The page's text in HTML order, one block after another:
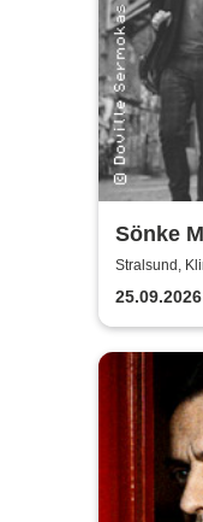
Sönke
Stralsund,
25.09.2026